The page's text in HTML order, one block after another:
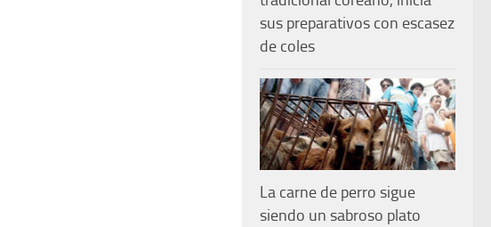
sus preparativos con escasez
de coles
La carne de perro sigue
siendo un sabroso plato